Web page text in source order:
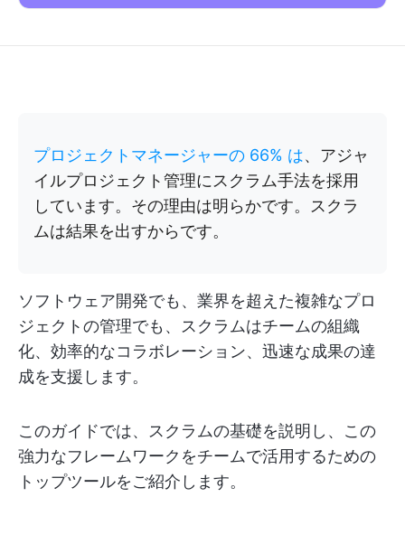
プロジェクトマネージャーの 66% は、アジャ
イルプロジェクト管理にスクラム手法を採用
しています。その理由は明らかです。スクラ
ムは結果を出すからです。
ソフトウェア開発でも、業界を超えた複雑なプロ
ジェクトの管理でも、スクラムはチームの組織
化、効率的なコラボレーション、迅速な成果の達
成を支援します。
このガイドでは、スクラムの基礎を説明し、この
強力なフレームワークをチームで活用するための
トップツールをご紹介します。